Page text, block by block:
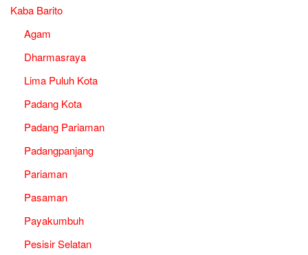
Kaba Barito
Agam
Dharmasraya
Lima Puluh Kota
Padang Kota
Padang Pariaman
Padangpanjang
Pariaman
Pasaman
Payakumbuh
Pesisir Selatan